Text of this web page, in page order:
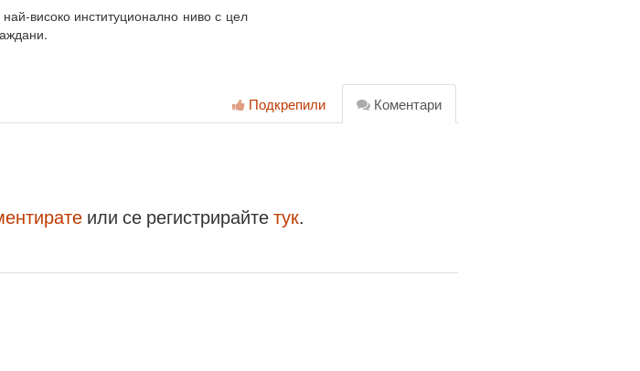
високо институционално ниво с цел
Коментари
Подкрепили
или се регистрирайтетук.